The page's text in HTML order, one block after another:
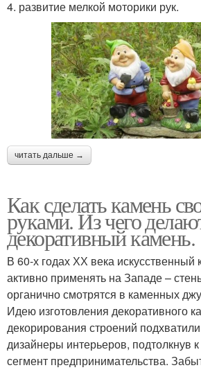
4. развитие мелкой моторики рук.
читать дальше →
Как сделать камень
руками. Из чего
декоративный камень.
В 60-х годах ХХ века искусственный
активно применять на Западе –
органично смотрятся в каменных
Идею изготовления декоративного
декорирования строений
дизайнеры интерьеров, подтолкнув
сегмент предпринимательства.